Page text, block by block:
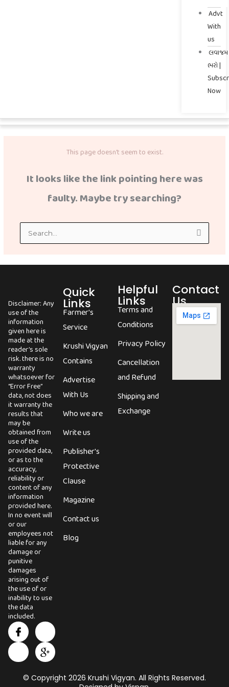
Advt
With
us
લવાજમ
ભરો |
Now
This page doesn't seem to exist.
It looks like the link pointing here was
faulty. Maybe try searching?
Search
for:
Disclaimer: Any
use of the
information
given here is
made at the
reader’s sole
risk. there is no
warranty
whatsoever for
“Error Free”
data, not does
it warranty the
results that
may be
obtained from
use of the
provided data,
or as to the
accuracy,
reliability or
content of any
information
provided here.
In no event will
or our
employees not
liable for any
damage or
punitive
damages
arising out of
the use of or
inability to use
the data
included.
I
c
o
-
X
t
w
i
t
I
n
s
a
I
o
n
-
o
Quick
Links
Farmer's
Service
Krushi Vigyan
Contains
Advertise
With Us
Who we are
Write us
Publisher's
Protective
Clause
Magazine
Contact us
Blog
Helpful
Links
Terms and
Conditions
Privacy Policy
Cancellation
and Refund
Shipping and
Exchange
Contact
Us
© Copyright 2026 Krushi Vigyan. All Rights Reserved.